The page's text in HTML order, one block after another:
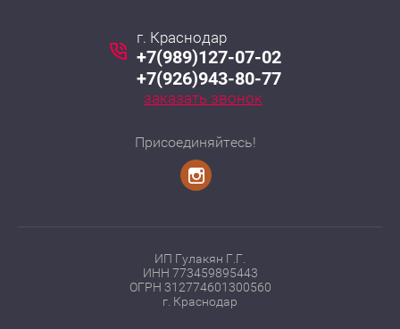
г. Краснодар
+7(989)127-07-02
+7(926)943-80-77
заказать звонок
Присоединяйтесь!
ИП Гулакян Г.Г.
ИНН 773459895443
ОГРН 312774601300560
г. Краснодар